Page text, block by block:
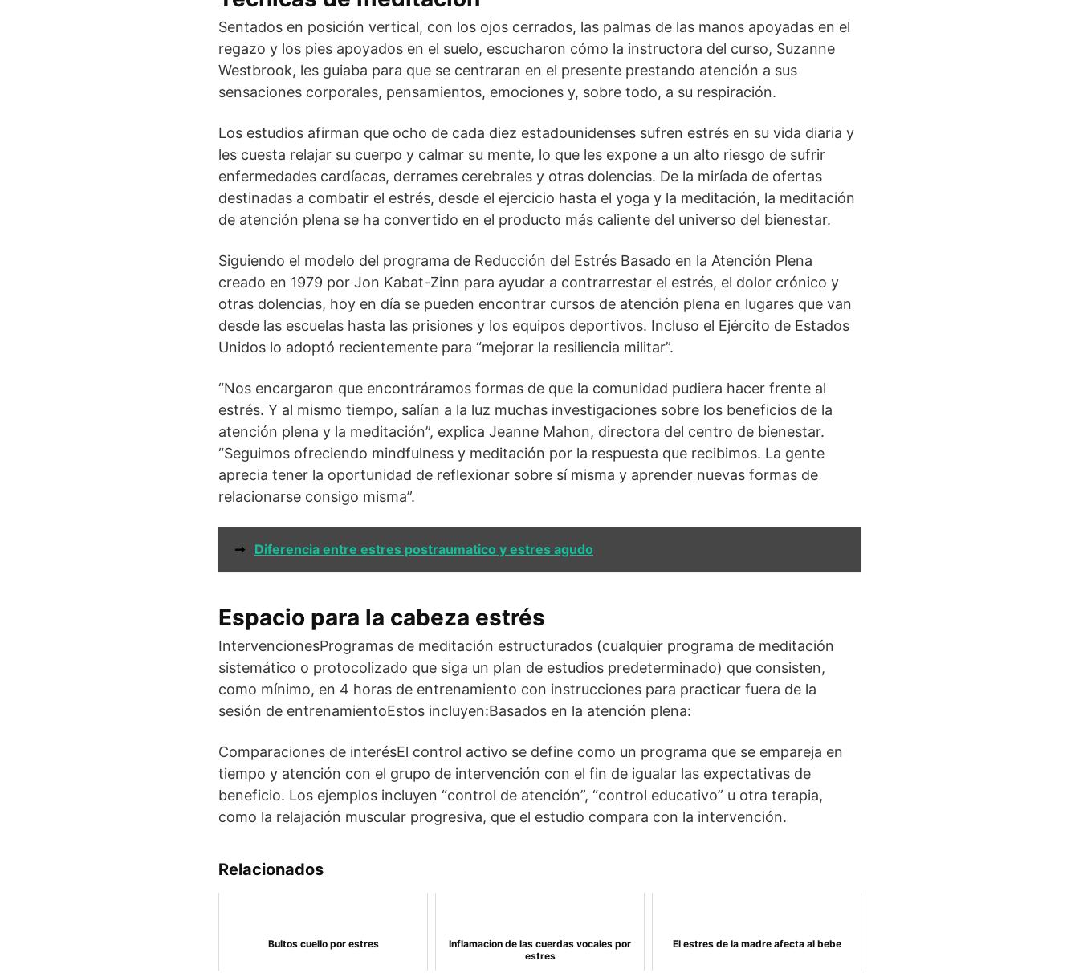
Sentados en posición vertical, con los ojos cerrados, las palmas de las manos apoyadas en el
regazo y los pies apoyados en el suelo, escucharon cómo la instructora del curso, Suzanne
Westbrook, les guiaba para que se centraran en el presente prestando atención a sus
sensaciones corporales, pensamientos, emociones y, sobre todo, a su respiración.
Los estudios afirman que ocho de cada diez estadounidenses sufren estrés en su vida diaria y
les cuesta relajar su cuerpo y calmar su mente, lo que les expone a un alto riesgo de sufrir
enfermedades cardíacas, derrames cerebrales y otras dolencias. De la miríada de ofertas
destinadas a combatir el estrés, desde el ejercicio hasta el yoga y la meditación, la meditación
de atención plena se ha convertido en el producto más caliente del universo del bienestar.
Siguiendo el modelo del programa de Reducción del Estrés Basado en la Atención Plena
creado en 1979 por Jon Kabat-Zinn para ayudar a contrarrestar el estrés, el dolor crónico y
otras dolencias, hoy en día se pueden encontrar cursos de atención plena en lugares que van
desde las escuelas hasta las prisiones y los equipos deportivos. Incluso el Ejército de Estados
Unidos lo adoptó recientemente para “mejorar la resiliencia militar”.
“Nos encargaron que encontráramos formas de que la comunidad pudiera hacer frente al
estrés. Y al mismo tiempo, salían a la luz muchas investigaciones sobre los beneficios de la
atención plena y la meditación”, explica Jeanne Mahon, directora del centro de bienestar.
“Seguimos ofreciendo mindfulness y meditación por la respuesta que recibimos. La gente
aprecia tener la oportunidad de reflexionar sobre sí misma y aprender nuevas formas de
relacionarse consigo misma”.
➞ Diferencia entre estres postraumatico y estres agudo
Espacio para la cabeza estrés
IntervencionesProgramas de meditación estructurados (cualquier programa de meditación
sistemático o protocolizado que siga un plan de estudios predeterminado) que consisten,
como mínimo, en 4 horas de entrenamiento con instrucciones para practicar fuera de la
sesión de entrenamientoEstos incluyen:Basados en la atención plena:
Comparaciones de interésEl control activo se define como un programa que se empareja en
tiempo y atención con el grupo de intervención con el fin de igualar las expectativas de
beneficio. Los ejemplos incluyen “control de atención”, “control educativo” u otra terapia,
como la relajación muscular progresiva, que el estudio compara con la intervención.
Relacionados
Bultos cuello por estres
Inflamacion de las cuerdas vocales por
estres
El estres de la madre afecta al bebe